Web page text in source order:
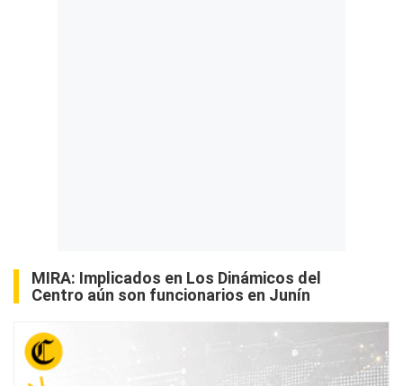
MIRA: Implicados en Los Dinámicos del
Centro aún son funcionarios en Junín